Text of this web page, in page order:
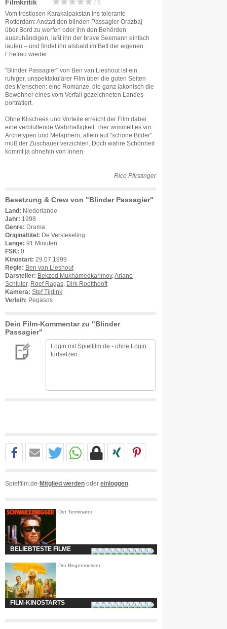
Filmkritik / 5
Vom trostlosen Karakalpakstan ins tolerante
Rotterdam: Anstatt den blinden Passagier Orazbaj
über Bord zu werfen oder ihn den Behörden
auszuhändigen, läßt ihn der brave Seemann einfach
laufen – und findet ihn alsbald im Bett der eigenen
Ehefrau wieder.
"Blinder Passagier" von Ben van Lieshout ist ein
ruhiger, unspektakulärer Film über die guten Seiten
des Menschen: eine Romanze, die ganz lakonisch die
Bewohner eines vom Verfall gezeichneten Landes
porträtiert.
Ohne Klischees und Vorteile erreicht der Film dabei
eine verblüffende Wahrhaftigkeit: Hier wimmelt es vor
Archetypen und Metaphern, allein auf "schöne Bilder"
muß der Zuschauer verzichten. Doch wahre Schönheit
kommt ja ohnehin von innen.
Rico Pfirstinger
Besetzung & Crew von "Blinder Passagier"
Land: Niederlande
Jahr: 1998
Genre: Drama
Originaltitel: De Verstekeling
Länge: 91 Minuten
FSK: 0
Kinostart: 29.07.1999
Regie: Ben van Lieshout
Darsteller: Bekzod Mukhamedkarimov, Ariane
Schluter, Roef Ragas
Dirk Roofthooft
Kamera: Stef Tijdink
Verleih: Pegasos
Dein Film-Kommentar zu "Blinder
Passagier"
Login mit Spielfilm.de - ohne Login
fortsetzen.
Spielfilm.de-Mitglied werden oder einloggen
Der Terminator
BELIEBTESTE FILME
Der Regenmeister
FILM-KINOSTARTS